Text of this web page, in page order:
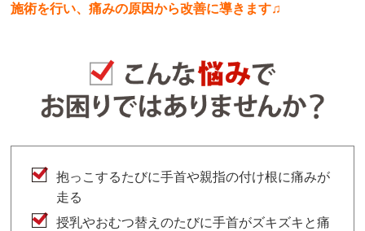
施術を行い、痛みの原因から改善に導きます♫
抱っこするたびに手首や親指の付け根に痛みが
走る
授乳やおむつ替えのたびに手首がズキズキと痛